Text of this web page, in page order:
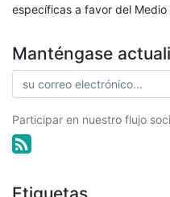
específicas a favor del Medio
Manténgase
Participar en nuestro flujo